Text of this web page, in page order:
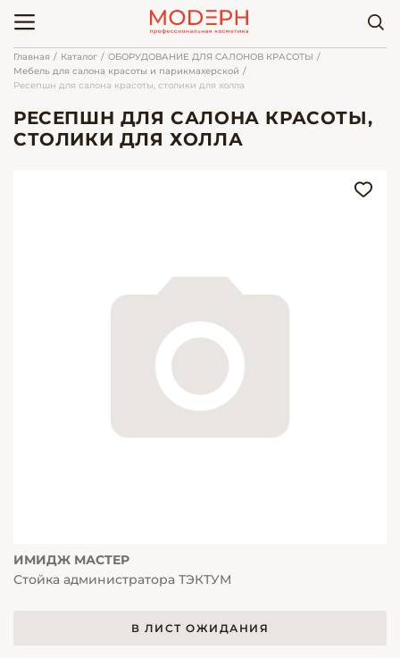
Главная Каталог
ОБОРУДОВАНИЕ ДЛЯ САЛОНОВ КРАСОТЫ
Мебель для салона красоты и парикмахерской
Ресепшн для салона красоты, столики для холла
РЕСЕПШН ДЛЯ САЛОНА КРАСОТЫ,
СТОЛИКИ ДЛЯ ХОЛЛА
ИМИДЖ МАСТЕР
Стойка администратора ТЭКТУМ
В ЛИСТ ОЖИДАНИЯ